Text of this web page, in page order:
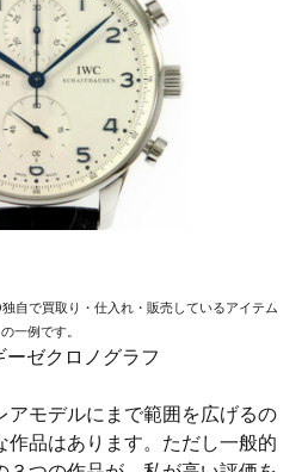
自で買取り・仕入れ・販売しているアイテム
の一例です。
ーゼクロノグラフ
アモデルにまで範囲を広げるの
作品はあります。ただし一般的